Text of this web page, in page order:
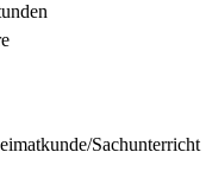
Sachunterricht